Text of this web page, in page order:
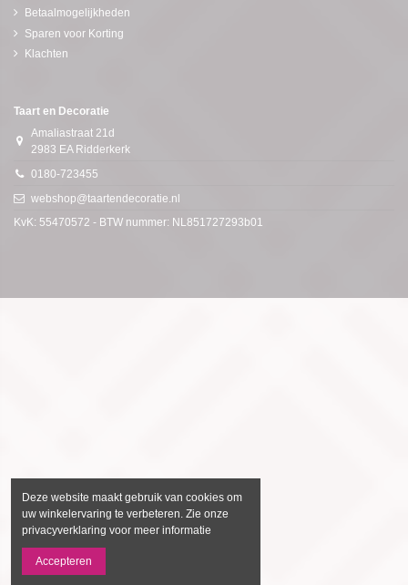
Betaalmogelijkheden
Sparen voor Korting
Klachten
Taart en Decoratie
Amaliastraat 21d
2983 EA Ridderkerk
0180-723455
webshop@taartendecoratie.nl
KvK: 55470572 - BTW nummer: NL851727293b01
Deze website maakt gebruik van cookies om
uw winkelervaring te verbeteren. Zie onze
privacyverklaring voor meer informatie
Accepteren